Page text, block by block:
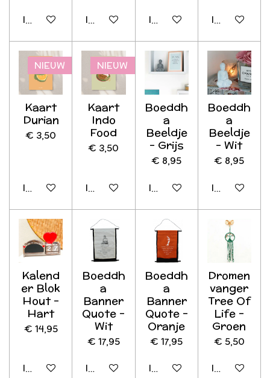
In winkelwagenIn winkelwagenIn winkelwagenIn
NIEUW
Kaart
Durian
€ 3,50
In winkelwagen
NIEUW
Kaart
Indo
Food
€ 3,50
In winkelwagen
Boeddh
a
Beeldje
- Grijs
€ 8,95
In winkelwagen
Boeddh
a
Beeldje
- Wit
€ 8,95
In
Kalend
er Blok
Hout -
Hart
€ 14,95
In winkelwagen
Boeddh
a
Banner
Quote -
Wit
€ 17,95
In winkelwagen
Boeddh
a
Banner
Quote -
Oranje
€ 17,95
In winkelwagen
Dromen
vanger
Tree Of
Life -
Groen
€ 5,50
In